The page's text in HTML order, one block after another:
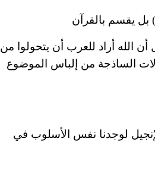
) بل يقسم بالقرآن
أن الله أراد للعرب أن يتحولوا من
الساذجة من إلباس الموضوع
لوجدنا نفس الأسلوب في